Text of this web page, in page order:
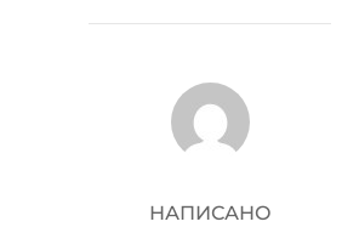
АВТОР ЗАПИСИ
НАПИСАНО